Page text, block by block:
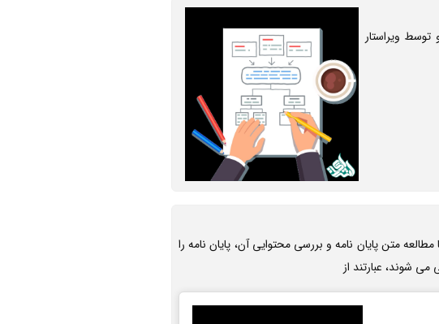
ویراستار
متن پایان نامه و بررسی محتوایی آن، پایان نامه را
شوند، عبارتند از